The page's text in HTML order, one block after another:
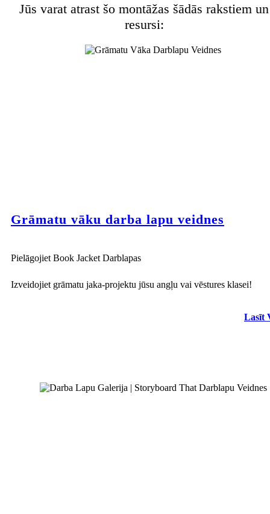
Jūs varat atrast šo montāžas šādās rakstiem un
resursi:
Grāmatu vāku darba lapu veidnes
Pielāgojiet Book Jacket Darblapas
Izveidojiet grāmatu jaka-projektu jūsu angļu vai vēstures klasei!
Lasīt